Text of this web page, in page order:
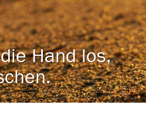
Hand los,